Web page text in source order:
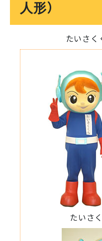
人形）
たいさ
たいさ